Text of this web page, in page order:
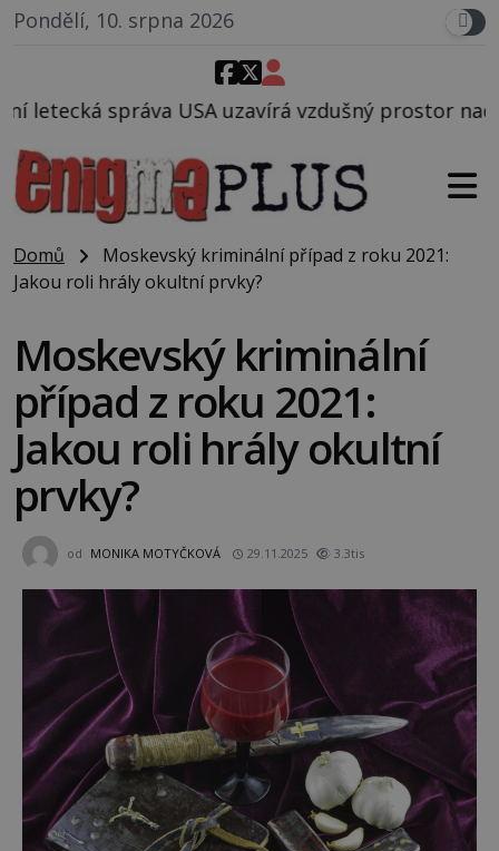
Pondělí, 10. srpna 2026
uzavírá vzdušný prostor nad Oblastí 51, mohlo
Domů
Moskevský kriminální případ z roku 2021:
Jakou roli hrály okultní prvky?
Moskevský kriminální
případ z roku 2021:
Jakou roli hrály okultní
prvky?
od MONIKA MOTYČKOVÁ 29.11.2025 3.3tis